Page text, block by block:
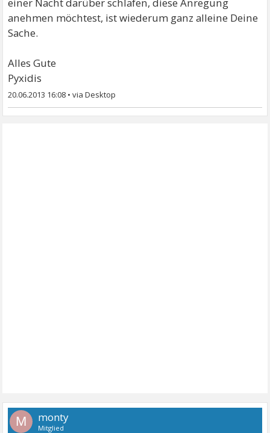
anehmen möchtest, ist wiederum ganz alleine Deine
Sache.
Alles Gute
Pyxidis
20.06.2013 16:08 •
M monty
Mitglied